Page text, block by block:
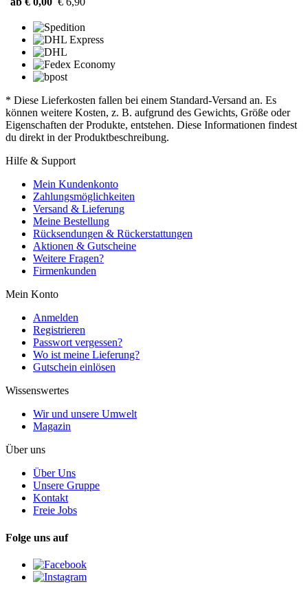
* Diese Lieferkosten fallen bei einem Standard-Versand an. Es
können weitere Kosten, z. B. aufgrund des Gewichts, Größe oder
Eigenschaften der Produkte, entstehen. Diese Informationen findest
du direkt in der Produktbeschreibung.
Hilfe & Support
Mein Kundenkonto
Zahlungsmöglichkeiten
Versand & Lieferung
Meine Bestellung
Rücksendungen & Rückerstattungen
Aktionen & Gutscheine
Weitere Fragen?
Firmenkunden
Mein Konto
Anmelden
Registrieren
Passwort vergessen?
Wo ist meine Lieferung?
Gutschein einlösen
Wissenswertes
Wir und unsere Umwelt
Magazin
Über uns
Über Uns
Unsere Gruppe
Kontakt
Freie Jobs
Folge uns auf